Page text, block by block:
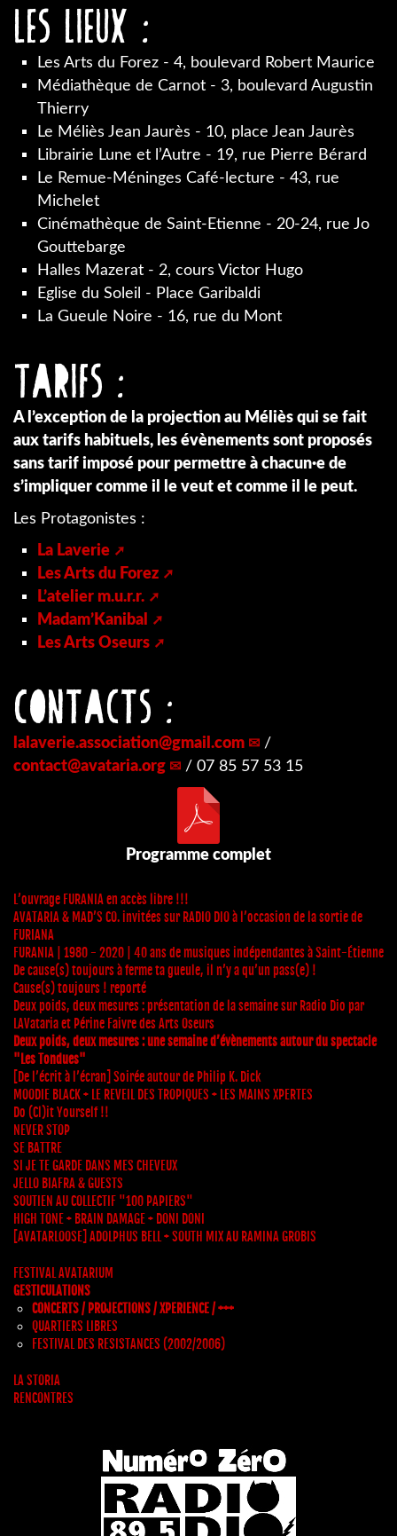
Les lieux :
Les Arts du Forez - 4, boulevard Robert Maurice
Médiathèque de Carnot - 3, boulevard Augustin
Thierry
Le Méliès Jean Jaurès - 10, place Jean Jaurès
Librairie Lune et l’Autre - 19, rue Pierre Bérard
Le Remue-Méninges Café-lecture - 43, rue
Michelet
Cinémathèque de Saint-Etienne - 20-24, rue Jo
Gouttebarge
Halles Mazerat - 2, cours Victor Hugo
Eglise du Soleil - Place Garibaldi
La Gueule Noire - 16, rue du Mont
Tarifs :
A l’exception de la projection au Méliès qui se fait
aux tarifs habituels, les évènements sont proposés
sans tarif imposé pour permettre à chacun·e de
s’impliquer comme il le veut et comme il le peut.
Les Protagonistes :
La Laverie
Les Arts du Forez
L’atelier m.u.r.r.
Madam’Kanibal
Les Arts Oseurs
Contacts :
lalaverie.association@gmail.com
/
contact@avataria.org / 07 85 57 53 15
Programme complet
L’ouvrage FURANIA en accès libre !!!
AVATARIA & MAD’S CO. invitées sur RADIO DIO à l’occasion de la sortie de
FURIANA
FURANIA | 1980 - 2020 | 40 ans de musiques indépendantes à Saint-Étienne
De cause(s) toujours à ferme ta gueule, il n’y a qu’un pass(e) !
Cause(s) toujours ! reporté
Deux poids, deux mesures : présentation de la semaine sur Radio Dio par
LAVataria et Périne Faivre des Arts Oseurs
Deux poids, deux mesures : une semaine d’évènements autour du spectacle
"Les Tondues"
[De l’écrit à l’écran] Soirée autour de Philip K. Dick
MOODIE BLACK + LE REVEIL DES TROPIQUES + LES MAINS XPERTES
Do (Cl)it Yourself !!
NEVER STOP
SE BATTRE
SI JE TE GARDE DANS MES CHEVEUX
JELLO BIAFRA & GUESTS
SOUTIEN AU COLLECTIF "100 PAPIERS"
HIGH TONE + BRAIN DAMAGE + DONI DONI
[AVATARLOOSE] ADOLPHUS BELL + SOUTH MIX AU RAMINA GROBIS
FESTIVAL AVATARIUM
GESTICULATIONS
CONCERTS / PROJECTIONS / XPERIENCE / +++
QUARTIERS LIBRES
FESTIVAL DES RESISTANCES (2002/2006)
LA STORIA
RENCONTRES